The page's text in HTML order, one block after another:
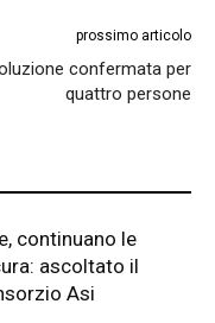
prossimo articolo
confermata per
quattro persone
continuano le
ascoltato il
Asi